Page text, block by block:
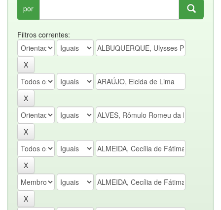
por
Filtros correntes: